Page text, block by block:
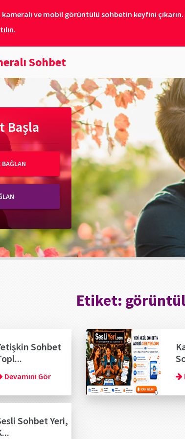
kameralı ve mobil görüntülü sohbetin keyfini
Sohbet
Başla
Etiket:
Sohbet
Devamını Gör
Sohbet Yeri,